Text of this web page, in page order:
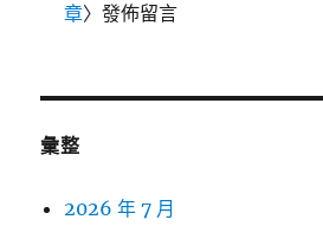
章〉發佈留言
彙整
2026 年 7 月